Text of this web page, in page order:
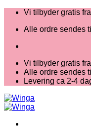
Fortsæt
indhold
Vi tilbyder gratis
Alle ordre sendes
Vi tilbyder gratis
Alle ordre sendes
Levering ca 2-4